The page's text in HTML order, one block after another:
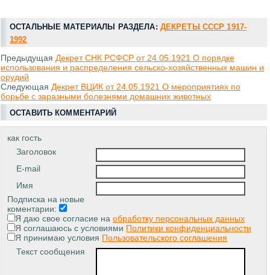
ОСТАЛЬНЫЕ МАТЕРИАЛЫ РАЗДЕЛА: ДЕКРЕТЫ СССР 1917-
1992
Предыдущая Декрет СНК РСФСР от 24.05.1921 О порядке
использования и распределения сельско-хозяйственных машин и
орудий
Следующая Декрет ВЦИК от 24.05.1921 О мероприятиях по
борьбе с заразными болезнями домашних животных
ОСТАВИТЬ КОММЕНТАРИЙ
как гость
Заголовок
E-mail
Имя
Подписка на новые
коментарии:
Я даю свое согласие на обработку персональных данных
Я соглашаюсь с условиями Политики конфиденциальности
Я принимаю условия Пользовательского соглашения
Текст сообщения